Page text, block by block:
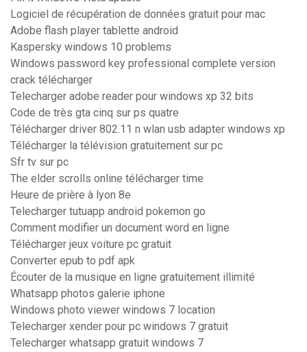
Logiciel de récupération de données gratuit pour mac
Adobe flash player tablette android
Kaspersky windows 10 problems
Windows password key professional complete version
crack télécharger
Telecharger adobe reader pour windows xp 32 bits
Code de très gta cinq sur ps quatre
Télécharger driver 802.11 n wlan usb adapter windows xp
Télécharger la télévision gratuitement sur pc
Sfr tv sur pc
The elder scrolls online télécharger time
Heure de prière à lyon 8e
Telecharger tutuapp android pokemon go
Comment modifier un document word en ligne
Télécharger jeux voiture pc gratuit
Converter epub to pdf apk
Écouter de la musique en ligne gratuitement illimité
Whatsapp photos galerie iphone
Windows photo viewer windows 7 location
Telecharger xender pour pc windows 7 gratuit
Telecharger whatsapp gratuit windows 7